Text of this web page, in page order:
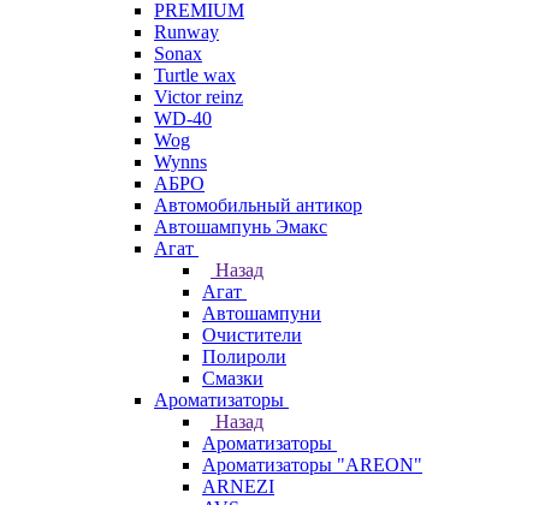
PREMIUM
Runway
Sonax
Turtle wax
Victor reinz
WD-40
Wog
Wynns
АБРО
Автомобильный антикор
Автошампунь Эмакс
Агат
Назад
Агат
Автошампуни
Очистители
Полироли
Смазки
Ароматизаторы
Назад
Ароматизаторы
Ароматизаторы "AREON"
ARNEZI